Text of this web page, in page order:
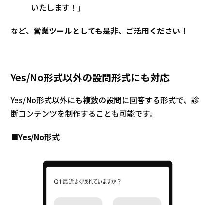
いたします！」
など、 営業ツールとしても是非、ご活用ください！
Yes/No形式以外の設問形式にも対応
Yes/No形式以外にも複数の設問に回答する形式で、診
断コンテンツを制作することも可能です。
■Yes/No形式